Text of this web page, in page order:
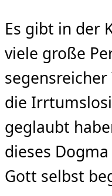
Es gibt in der
viele große
die
geglaubt
dieses
Gott selbst